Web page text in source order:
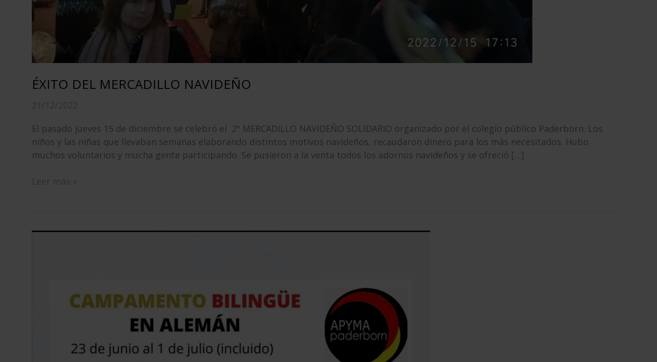
ÉXITO DEL MERCADILLO NAVIDEÑO
21/12/2022
El pasado jueves 15 de diciembre se celebró el 2º MERCADILLO NAVIDEÑO SOLIDARIO organizado por el colegio público Paderborn. Los
niños y las niñas que llevaban semanas elaborando distintos motivos navideños, recaudaron dinero para los más necesitados. Hubo
muchos voluntarios y mucha gente participando. Se pusieron a la venta todos los adornos navideños y se ofreció […]
ÉXITO
Leer más »